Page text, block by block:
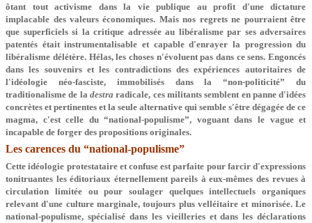
ôtant tout activisme dans la vie publique au profit d'une dictature
implacable des valeurs économiques. Mais nos regrets ne pourraient être
que superficiels si la critique adressée au libéralisme par ses adversaires
patentés était instrumentalisable et capable d'enrayer la progression du
libéralisme délétère. Hélas, les choses n'évoluent pas dans ce sens. Engoncés
dans les souvenirs et les contradictions des expériences autoritaires de
l'idéologie néo-fasciste, immobilisés dans la “non-politicité” du
traditionalisme de ladestra radicale, ces militants semblent en panne d'idées
concrètes et pertinentes et la seule alternative qui semble s'être dégagée de ce
magma, c'est celle du “national-populisme”, voguant dans le vague et
incapable de forger des propositions originales.
Les carences du “national-populisme”
Cette idéologie protestataire et confuse est parfaite pour farcir d'expressions
tonitruantes les éditoriaux éternellement pareils à eux-mêmes des revues à
circulation limitée ou pour soulager quelques intellectuels organiques
relevant d'une culture marginale, toujours plus velléitaire et minorisée. Le
national-populisme, spécialisé dans les vieilleries et dans les déclarations